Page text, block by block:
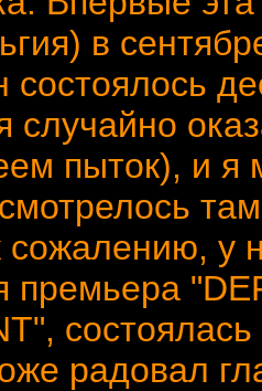
в
состоялось
случайно
пыток), и я
у
премьера
радовал